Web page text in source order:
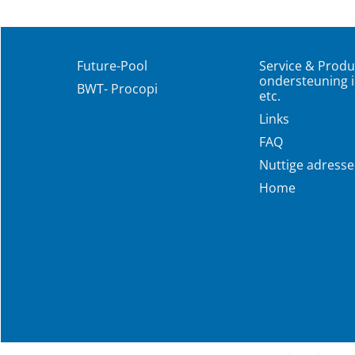
Future-Pool
BWT- Procopi
Service &
ondersteuning
etc.
Links
FAQ
Nuttige
Home